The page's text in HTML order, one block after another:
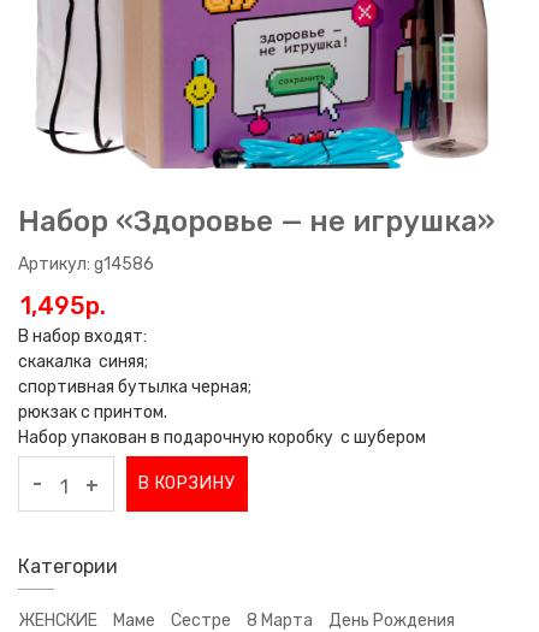
Набор «Здоровье — не игрушка»
Артикул: g14586
1,495p.
В набор входят:
скакалка синяя;
спортивная бутылка черная;
рюкзак с принтом.
Набор упакован в подарочную коробку с шубером
- + В КОРЗИНУ
Категории
ЖЕНСКИЕ Маме Сестре 8 Марта
День Рождения